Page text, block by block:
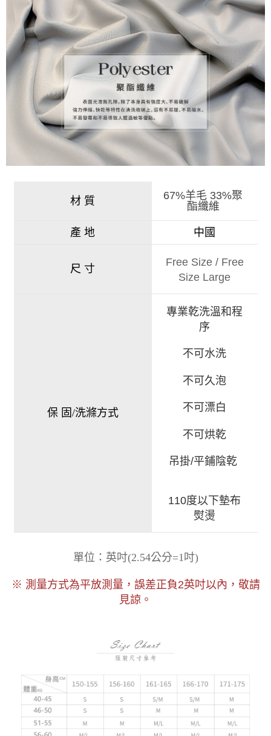
材 質
67%羊毛 33%聚
酯纖維
產 地 中國
尺 寸
Free Size / Free
Size Large
保 固/洗滌方式
專業乾洗溫和程
序
不可水洗
不可久泡
不可漂白
不可烘乾
吊掛/平鋪陰乾
110度以下墊布
熨燙
單位：英吋(2.54公分=1吋)
※ 測量方式為平放測量，誤差正負2英吋以內，敬請
見諒。